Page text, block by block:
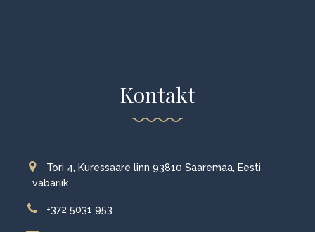
Kontakt
Tori 4, Kuressaare linn 93810 Saaremaa, Eesti
vabariik
+372 5031 953